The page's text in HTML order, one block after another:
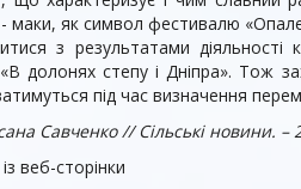
маки, як символ фестива­лю
з резуль­татами
долонях степу і Дніпра». Тож
під час визначення
Савченко // Сільські новини.
веб-сторінки